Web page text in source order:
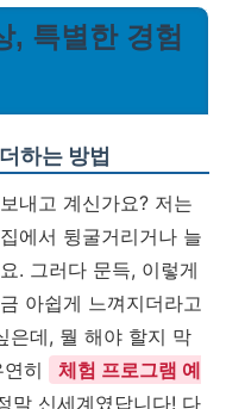
, 특별한 경험
하는 방법
내고 계신가요? 저는
에서 뒹굴거리거나 늘
. 그러다 문득, 이렇게
아쉽게 느껴지더라고
은데, 뭘 해야 할지 막
히
체험 프로그램 예
말 신세계였답니다! 다